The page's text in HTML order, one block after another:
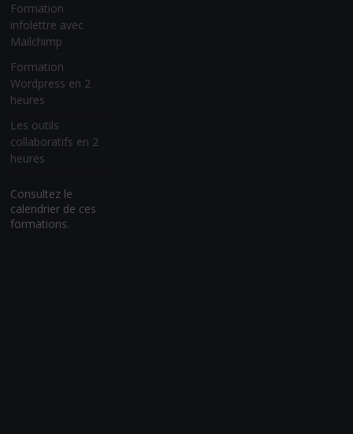
Formation
infolettre avec
Mailchimp
Formation
Wordpress en 2
heures
Les outils
collaboratifs en 2
heures
Consultez le
calendrier de ces
formations.